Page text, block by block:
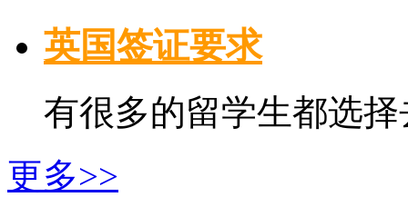
英国签证要求
有很多的留学生都选
更多>>